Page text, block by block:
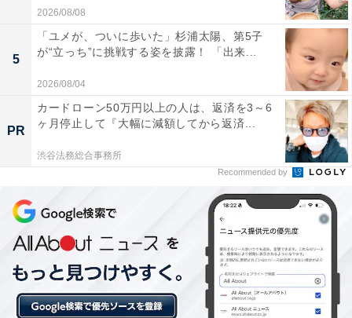
2026/08/08
5
「ユメが、ついに歩いた」杉浦太陽、第5子
が“立っち”に挑戦する姿を披露！ 「出来...
2026/08/04
PR
カードローン50万円以上の人は、返済を3～6
ヶ月停止して『大幅に減額してから返済...
渋谷法務総合事務所
Recommended by